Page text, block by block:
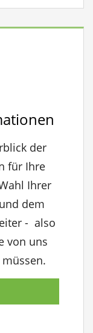
der
für Ihre
Ihrer
dem
- also
von uns